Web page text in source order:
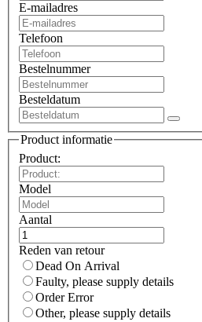
E-mailadres
Telefoon
Bestelnummer
Besteldatum
Product informatie
Product:
Model
Aantal
Reden van retour
Dead On Arrival
Faulty, please supply details
Order Error
Other, please supply details